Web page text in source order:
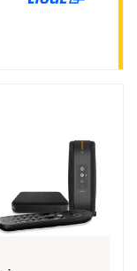
mois, Engagement 12 mois